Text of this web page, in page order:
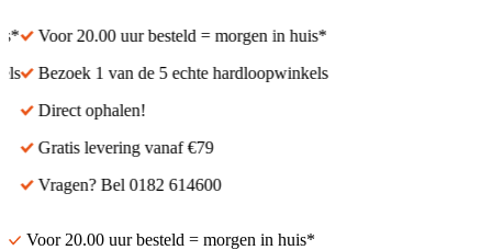
Voor 20.00 uur besteld = morgen in huis*
Bezoek 1 van de 5 echte hardloopwinkels
Direct ophalen!
Gratis levering vanaf €79
Vragen? Bel 0182 614600
Bezoek 1 van de 5
Voor 20.00 uur besteld = morgen in huis*